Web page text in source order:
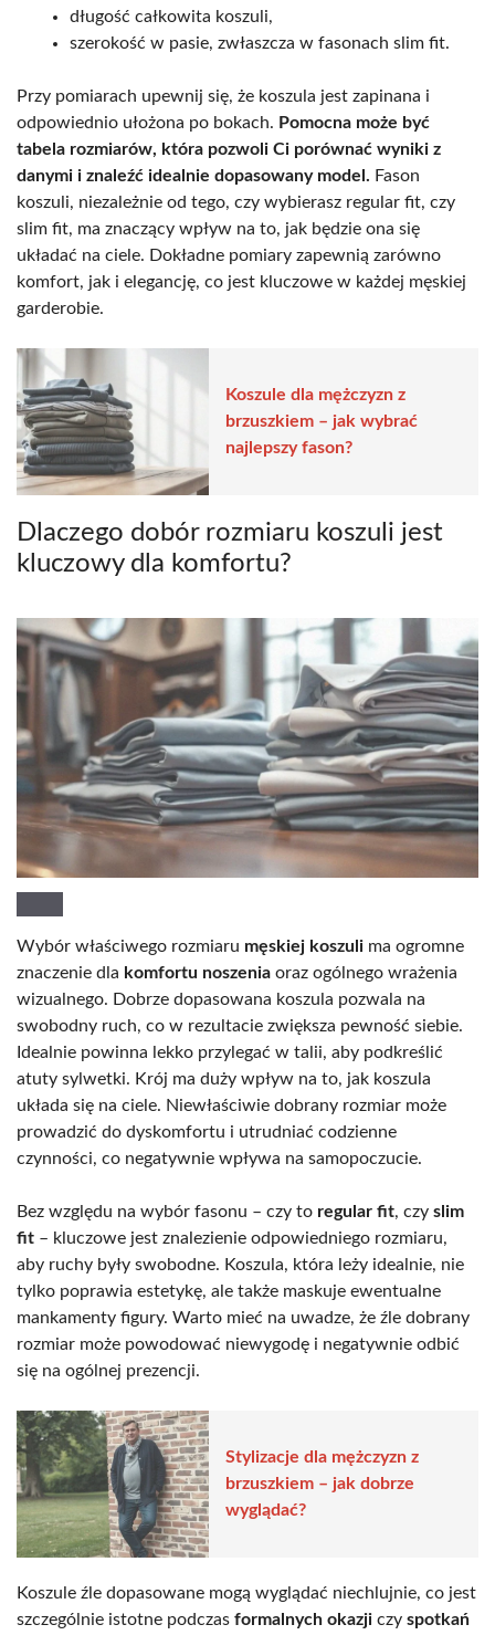
długość całkowita koszuli,
szerokość w pasie, zwłaszcza w fasonach slim fit.
Przy pomiarach upewnij się, że koszula jest zapinana i
odpowiednio ułożona po bokach. Pomocna może być
tabela rozmiarów, która pozwoli Ci porównać wyniki z
danymi i znaleźć idealnie dopasowany model. Fason
koszuli, niezależnie od tego, czy wybierasz regular fit, czy
slim fit, ma znaczący wpływ na to, jak będzie ona się
układać na ciele. Dokładne pomiary zapewnią zarówno
komfort, jak i elegancję, co jest kluczowe w każdej męskiej
garderobie.
Koszule dla mężczyzn z
brzuszkiem – jak wybrać
najlepszy fason?
Dlaczego dobór rozmiaru koszuli jest
kluczowy dla komfortu?
Wybór właściwego rozmiaru męskiej koszuli ma ogromne
znaczenie dla komfortu noszenia oraz ogólnego wrażenia
wizualnego. Dobrze dopasowana koszula pozwala na
swobodny ruch, co w rezultacie zwiększa pewność siebie.
Idealnie powinna lekko przylegać w talii, aby podkreślić
atuty sylwetki. Krój ma duży wpływ na to, jak koszula
układa się na ciele. Niewłaściwie dobrany rozmiar może
prowadzić do dyskomfortu i utrudniać codzienne
czynności, co negatywnie wpływa na samopoczucie.
Bez względu na wybór fasonu – czy to regular fit, czy slim
fit – kluczowe jest znalezienie odpowiedniego rozmiaru,
aby ruchy były swobodne. Koszula, która leży idealnie, nie
tylko poprawia estetykę, ale także maskuje ewentualne
mankamenty figury. Warto mieć na uwadze, że źle dobrany
rozmiar może powodować niewygodę i negatywnie odbić
się na ogólnej prezencji.
Stylizacje dla mężczyzn z
brzuszkiem – jak dobrze
wyglądać?
Koszule źle dopasowane mogą wyglądać niechlujnie, co jest
szczególnie istotne podczas formalnych okazji czy spotkań